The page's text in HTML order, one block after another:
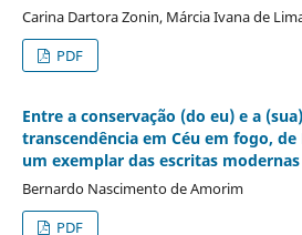
Carina Dartora Zonin, Márcia Ivana de
PDF
Entre a conservação (do eu) e a
transcendência em Céu em fogo, de
um exemplar das escritas
Bernardo Nascimento de Amorim
PDF